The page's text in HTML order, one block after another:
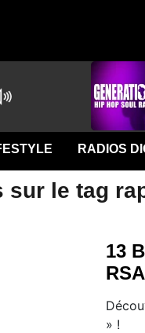
RADIOS
sur le tag
13
» !